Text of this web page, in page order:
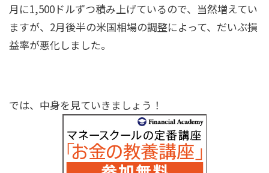
月に1,500ドルずつ積み上げているので、当然増えてい
ますが、2月後半の米国相場の調整によって、だいぶ損
益率が悪化しました。
では、中身を見ていきましょう！